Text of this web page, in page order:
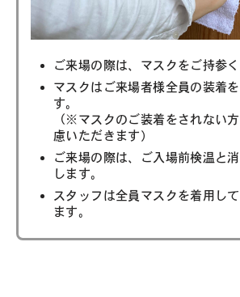
ご来場の際は、マスクをご持参く
マスクはご来場者様全員の装着
す。
（※マスクのご装着をされない
慮いただきます）
ご来場の際は、ご入場前検温と
します。
スタッフは全員マスクを着用し
ます。